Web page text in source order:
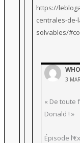
https://
centrales-
solvables/
3
« De toute
Donald ! »
Épisode